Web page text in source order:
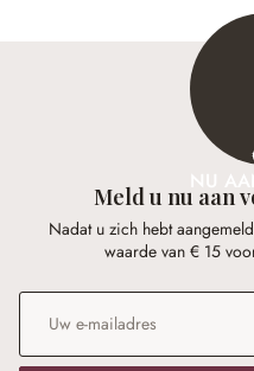
NU
Meld u nu aan
Nadat u zich hebt
waarde van € 15
E-mailadres